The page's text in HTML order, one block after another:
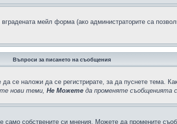
мейл форма (ако администраторите са
Въпроси за писането на съобщения
се наложи да се регистрирате, за да пуснете тема.
нови теми, Не Можете да променяте съобщенията
собствените си мнения. Можете да промените